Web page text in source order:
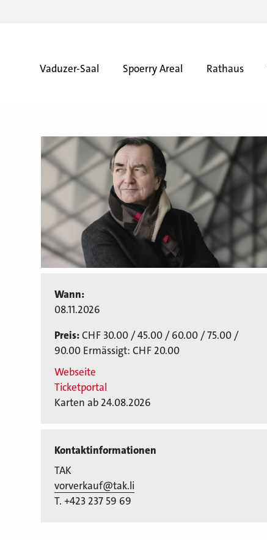
Vaduzer-Saal Spoerry Areal Rathaus
Wann:
08.11.2026
Preis:CHF 30.00 / 45.00 / 60.00 / 75.00 /
90.00 Ermässigt: CHF 20.00
Webseite
Ticketportal
Karten ab 24.08.2026
Kontaktinformationen
TAK
vorverkauf@tak.li
T. +423 237 59 69